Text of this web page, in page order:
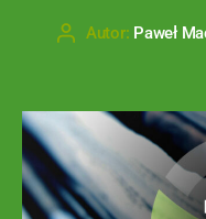
Autor: Paweł